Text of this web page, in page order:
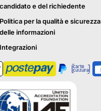
candidato e del richiedente
Politica per la qualità e sicurezza
delle informazioni
Integrazioni